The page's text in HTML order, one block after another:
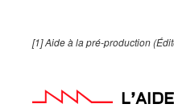
[1] Aide à la pré-production